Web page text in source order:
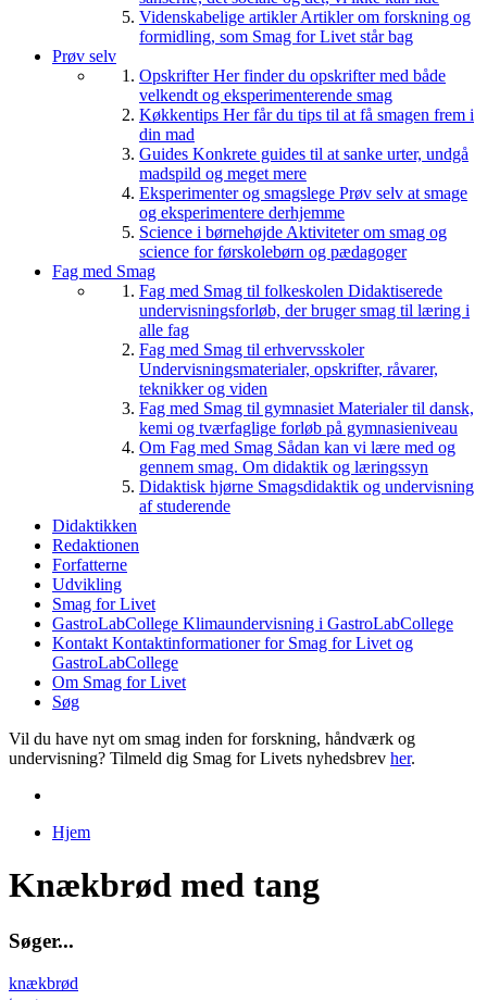
Videnskabelige artiklerArtikler om forskning og
formidling, som Smag for Livet står bag
Prøv selv
OpskrifterHer finder du opskrifter med både
velkendt og eksperimenterende smag
Køkkentips Her får du tips til at få smagen frem i
din mad
Guides Konkrete guides til at sanke urter, undgå
madspild og meget mere
Eksperimenter og smagslege Prøv selv at smage
og eksperimentere derhjemme
Science i børnehøjde Aktiviteter om smag og
science for førskolebørn og pædagoger
Fag med Smag
Fag med Smag til folkeskolen Didaktiserede
undervisningsforløb, der bruger smag til læring i
alle fag
Fag med Smag til erhvervsskoler
Undervisningsmaterialer, opskrifter, råvarer,
teknikker og viden
Fag med Smag til gymnasiet Materialer til dansk,
kemi og tværfaglige forløb på gymnasieniveau
Om Fag med Smag Sådan kan vi lære med og
gennem smag. Om didaktik og læringssyn
Didaktisk hjørne Smagsdidaktik og undervisning
af studerende
Didaktikken
Redaktionen
Forfatterne
Udvikling
Smag for Livet
GastroLabCollege Klimaundervisning i GastroLabCollege
Kontakt Kontaktinformationer for Smag for Livet og
GastroLabCollege
Om Smag for Livet
Søg
Vil du have nyt om smag inden for forskning, håndværk og
undervisning? Tilmeld dig Smag for Livets nyhedsbrev her.
Hjem
Knækbrød med tang
Søger...
knækbrød